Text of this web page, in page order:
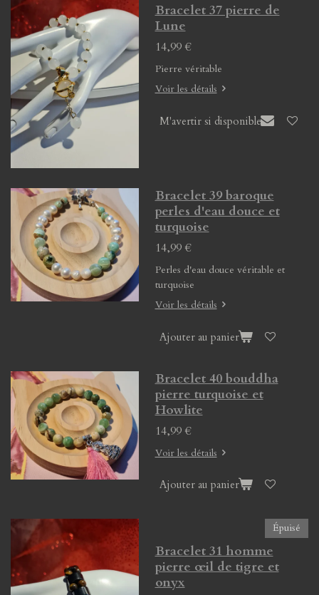
Bracelet 37 pierre de
Lune
14,99 €
Pierre véritable
Voir les détails
M'avertir si disponible
Bracelet 39 baroque
perles d'eau douce et
turquoise
14,99 €
Perles d'eau douce véritable et
turquoise
Voir les détails
Ajouter au panier
Bracelet 40 bouddha
pierre turquoise et
Howlite
14,99 €
Voir les détails
Ajouter au panier
Épuisé
Bracelet 31 homme
pierre œil de tigre et
onyx